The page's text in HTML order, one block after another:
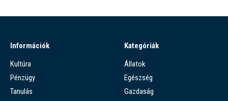
Információk
Kultúra
Pénzügy
Tanulás
Kategóriák
Állatok
Egészség
Gazdaság